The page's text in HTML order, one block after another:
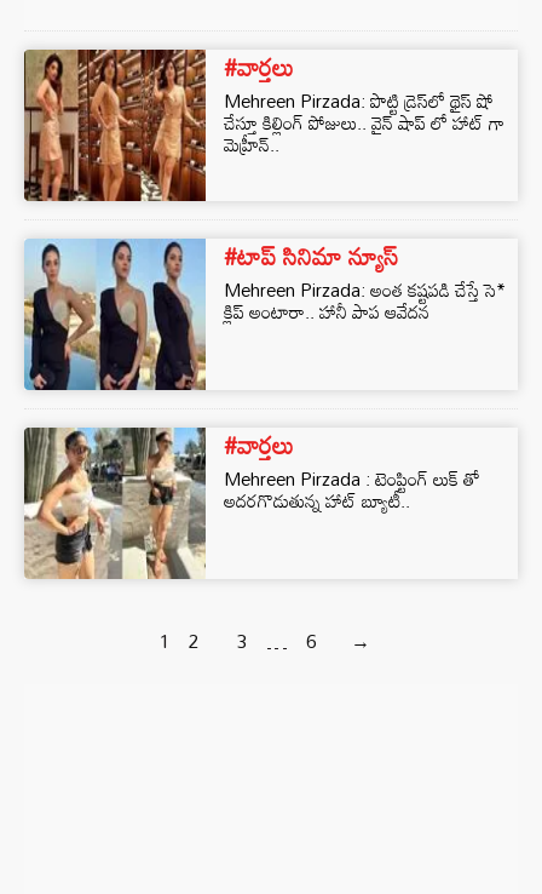
#వార్తలు
Mehreen Pirzada: పొట్టి డ్రెస్‌లో థైస్‌ షో
చేస్తూ కిల్లింగ్ పోజులు.. వైన్ షాప్ లో హాట్ గా
మెహ్రీన్..
#టాప్ సినిమా న్యూస్
Mehreen Pirzada: అంత కష్టపడి చేస్తే సె*
క్లిప్ అంటారా.. హానీ పాప ఆవేదన
#వార్తలు
Mehreen Pirzada : టెంప్టింగ్ లుక్ తో
అదరగొడుతున్న హాట్ బ్యూటీ..
1 2 3 … 6 →